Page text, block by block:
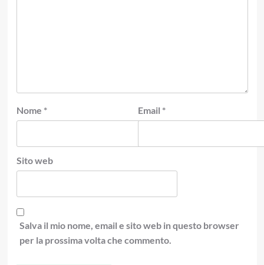
Nome * Email *
Sito web
Salva il mio nome, email e sito web in questo browser
per la prossima volta che commento.